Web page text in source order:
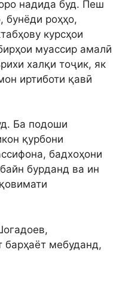
надида буд. Пеш
бунёди роҳҳо,
курсҳои
муассир амалӣ
халқи тоҷик, як
иртиботи қавӣ
Ба подоши
қурбони
бадхоҳони
бурданд ва ин
мебуданд,